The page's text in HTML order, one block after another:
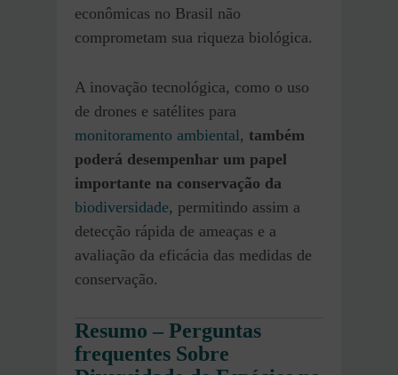
econômicas no Brasil não
comprometam sua riqueza biológica.
A inovação tecnológica, como o uso
de drones e satélites para
monitoramento ambiental, também
poderá desempenhar um papel
importante na conservação da
biodiversidade, permitindo assim a
detecção rápida de ameaças e a
avaliação da eficácia das medidas de
conservação.
Resumo – Perguntas
frequentes Sobre